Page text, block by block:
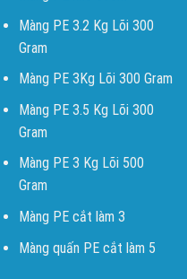
Màng PE 3.2 Kg Lõi 300
Gram
Màng PE 3Kg Lõi 300 Gram
Màng PE 3.5 Kg Lõi 300
Gram
Màng PE 3 Kg Lõi 500
Gram
Màng PE cắt làm 3
Màng quấn PE cắt làm 5